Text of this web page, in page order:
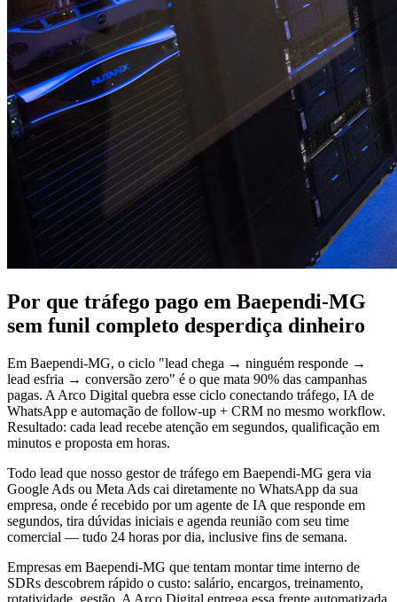
Por que tráfego pago em Baependi-MG
sem funil completo desperdiça dinheiro
Em Baependi-MG, o ciclo "lead chega → ninguém responde →
lead esfria → conversão zero" é o que mata 90% das campanhas
pagas. A Arco Digital quebra esse ciclo conectando tráfego, IA de
WhatsApp e automação de follow-up + CRM no mesmo workflow.
Resultado: cada lead recebe atenção em segundos, qualificação em
minutos e proposta em horas.
Todo lead que nosso gestor de tráfego em Baependi-MG gera via
Google Ads ou Meta Ads cai diretamente no WhatsApp da sua
empresa, onde é recebido por um agente de IA que responde em
segundos, tira dúvidas iniciais e agenda reunião com seu time
comercial — tudo 24 horas por dia, inclusive fins de semana.
Empresas em Baependi-MG que tentam montar time interno de
SDRs descobrem rápido o custo: salário, encargos, treinamento,